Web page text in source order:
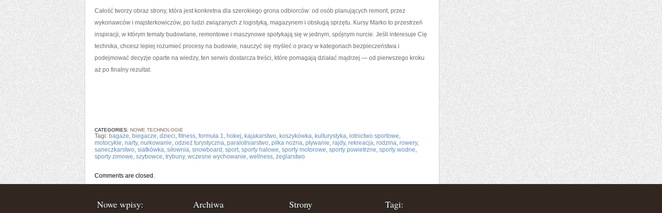
Całość tworzy obraz strony, która jest konkretna dla szerokiego grona odbiorców: od osób planujących remont, przez
wykonawców i majsterkowiczów, po ludzi związanych z logistyką, magazynem i obsługą sprzętu. Kursy Marko to przestrzeń
inspiracji, w którym tematy budowlane, remontowe i maszynowe spotykają się w jednym, spójnym nurcie. Jeśli interesuje Cię
technika, chcesz lepiej rozumieć procesy na budowie, nauczyć się myśleć o pracy w kategoriach bezpieczeństwa i
podejmować decyzje oparte na wiedzy, ten serwis dostarcza treści, które pomagają działać mądrzej — od pierwszego kroku
aż po finalny rezultat.
CATEGORIES: NOWE TECHNOLOGIE
Tagi: bagaże, biegacze, dzieci, fitness, formuła 1, hokej, kajakarstwo, koszykówka, kulturystyka, lotnictwo sportowe,
motocykle, narty, nurkowanie, odzież turystyczna, paralotniarstwo, piłka nożna, pływanie, rajdy, rekreacja, rodzina, rowery,
saneczkarstwo, siatkówka, siłownia, snowboard , sport, sporty halowe, sporty motorowe, sporty powietrzne, sporty wodne,
sporty zimowe, szybowce, trybuny, wczesne wychowanie, wellness, żeglarstwo
Comments are closed.
Nowe wpisy: Archiwa Strony Tagi: